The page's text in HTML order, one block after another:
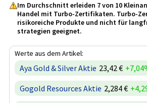
Im Durchschnitt erleiden 7 von 10
Handel mit Turbo-Zertifikaten. Turbo-
risikoreiche Produkte und nicht für
strategien geeignet.
Werte aus dem Artikel:
Aya Gold & Silver Aktie 23,42 €
Gogold Resources Aktie 2,284 €